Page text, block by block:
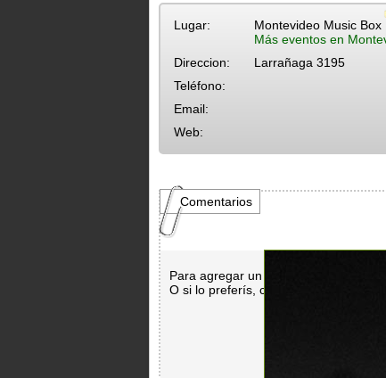
Lugar:
Montevideo Music Box
Más eventos en
Direccion:
Larrañaga 3195
Teléfono:
Email:
Web:
Comentarios
Para agregar un comentario es
O si lo preferís, con